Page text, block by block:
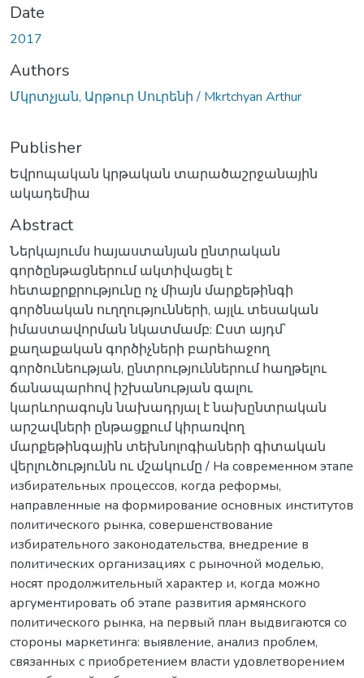
Date
2017
Authors
Մկրտչյան, Արթուր Սուրենի / Mkrtchyan Arthur
Publisher
Եվրոպական կրթական տարածաշրջանային
ակադեմիա
Abstract
Ներկայումս հայաստանյան ընտրական
գործընթացներում ակտիվացել է
հետաքրքրությունը ոչ միայն մարքեթինգի
գործնական ուղղությունների, այլև տեսական
իմաստավորման նկատմամբ: Ըստ այդմ՝
քաղաքական գործիչների բարեհաջող
գործունեության, ընտրություններում հաղթելու
ճանապարհով իշխանության գալու
կարևորագույն նախադրյալ է նախընտրական
արշավների ընթացքում կիրառվող
մարքեթինգային տեխնոլոգիաների գիտական
վերլուծությունն ու մշակումը / На современном этапе
избирательных процессов, когда реформы,
направленные на формирование основных институтов
политического рынка, совершенствование
избирательного законодательства, внедрение в
политических организациях с рыночной моделью,
носят продолжительный характер и, когда можно
аргументировать об этапе развития армянского
политического рынка, на первый план выдвигаются со
стороны маркетинга: выявление, анализ проблем,
связанных с приобретением власти удовлетворением